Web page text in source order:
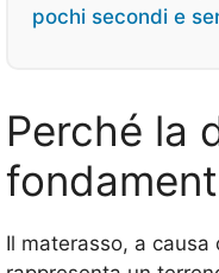
pochi secondi e
Perché la
Il materasso, a